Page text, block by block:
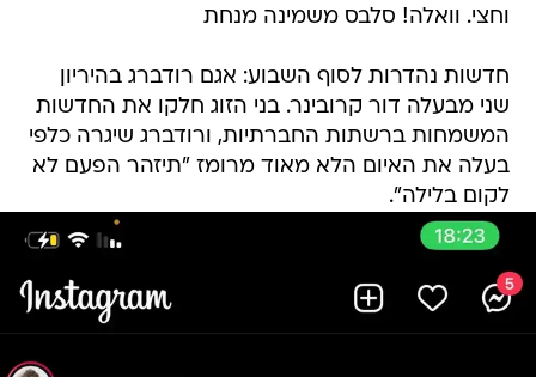
וחצי. וואלה! סלבס משמינה מנחת
חדשות נהדרות לסוף השבוע: אגם רודברג בהיריון
שני מבעלה דור קרובינר. בני הזוג חלקו את החדשות
המשמחות ברשתות החברתיות, ורודברג שיגרה כלפי
בעלה את האיום הלא מאוד מרומז "תיזהר הפעם לא
לקום בלילה".